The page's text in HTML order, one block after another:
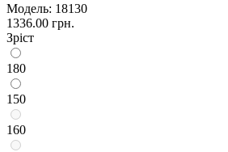
Модель: 18130
1336.00 грн.
Зріст
180
150
160